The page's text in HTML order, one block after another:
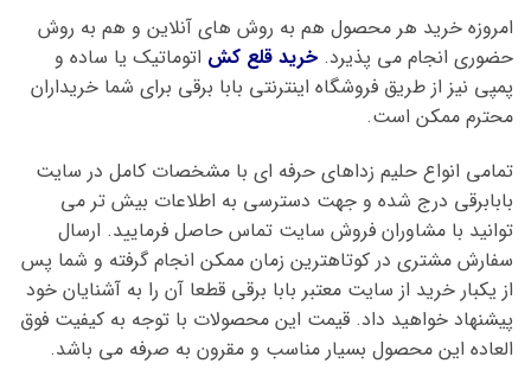
امروزه خرید هر محصول هم به روش های آنلاین و هم به روش
حضوری انجام می پذیرد. خرید قلع کش اتوماتیک یا ساده و
پمپی نیز از طریق فروشگاه اینترنتی بابا برقی برای شما خریداران
محترم ممکن است.
تمامی انواع حلیم زداهای حرفه ای با مشخصات کامل در سایت
بابابرقی درج شده و جهت دسترسی به اطلاعات بیش تر می
توانید با مشاوران فروش سایت تماس حاصل فرمایید. ارسال
سفارش مشتری در کوتاهترین زمان ممکن انجام گرفته و شما پس
از یکبار خرید از سایت معتبر بابا برقی قطعا آن را به آشنایان خود
پیشنهاد خواهید داد. قیمت این محصولات با توجه به کیفیت فوق
العاده این محصول بسیار مناسب و مقرون به صرفه می باشد.